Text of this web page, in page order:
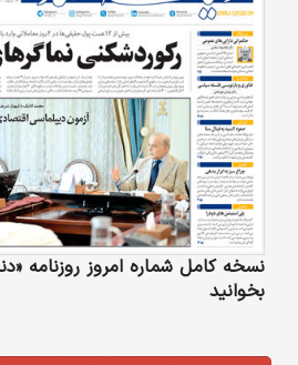
نسخه کامل شماره امروز روزنامه
بخوانید